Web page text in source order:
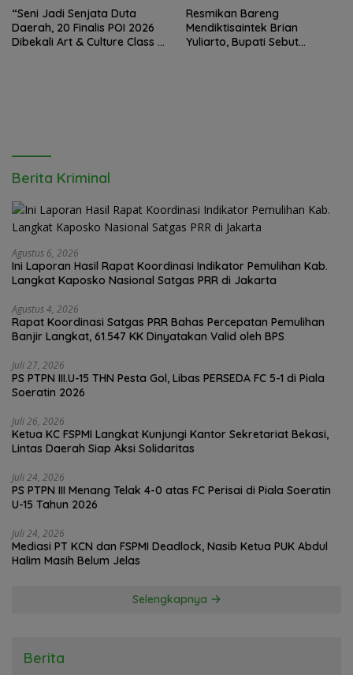
“Seni Jadi Senjata Duta
Daerah, 20 Finalis POI 2026
Dibekali Art & Culture Class di
Resmikan Bareng
Mendiktisaintek Brian
Yuliarto, Bupati Sebut
Berita Kriminal
Agustus 6, 2026
Ini Laporan Hasil Rapat Koordinasi Indikator Pemulihan Kab.
Langkat Kaposko Nasional Satgas PRR di Jakarta
Agustus 4, 2026
Rapat Koordinasi Satgas PRR Bahas Percepatan Pemulihan
Banjir Langkat, 61.547 KK Dinyatakan Valid oleh BPS
Juli 27, 2026
PS PTPN III.U-15 THN Pesta Gol, Libas PERSEDA FC 5-1 di Piala
Soeratin 2026
Juli 26, 2026
Ketua KC FSPMI Langkat Kunjungi Kantor Sekretariat Bekasi,
Lintas Daerah Siap Aksi Solidaritas
Juli 24, 2026
PS PTPN III Menang Telak 4-0 atas FC Perisai di Piala Soeratin
U-15 Tahun 2026
Juli 24, 2026
Mediasi PT KCN dan FSPMI Deadlock, Nasib Ketua PUK Abdul
Selengkapnya
Berita